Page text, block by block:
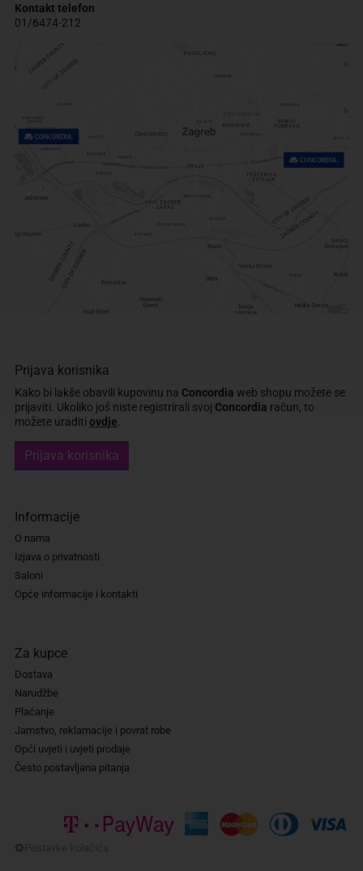
Kontakt telefon
01/6474-212
Prijava korisnika
Kako bi lakše obavili kupovinu na Concordia web shopu možete se
prijaviti. Ukoliko još niste registrirali svoj Concordia račun, to
možete uraditi ovdje
Prijava korisnika
Informacije
O nama
Izjava o privatnosti
Saloni
Opće informacije i kontakti
Za kupce
Dostava
Narudžbe
Plaćanje
Jamstvo, reklamacije i povrat robe
Opći uvjeti i uvjeti prodaje
Često postavljana pitanja